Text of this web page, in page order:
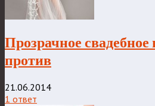
Прозрачное свадебное
против
21.06.2014
1 ответ